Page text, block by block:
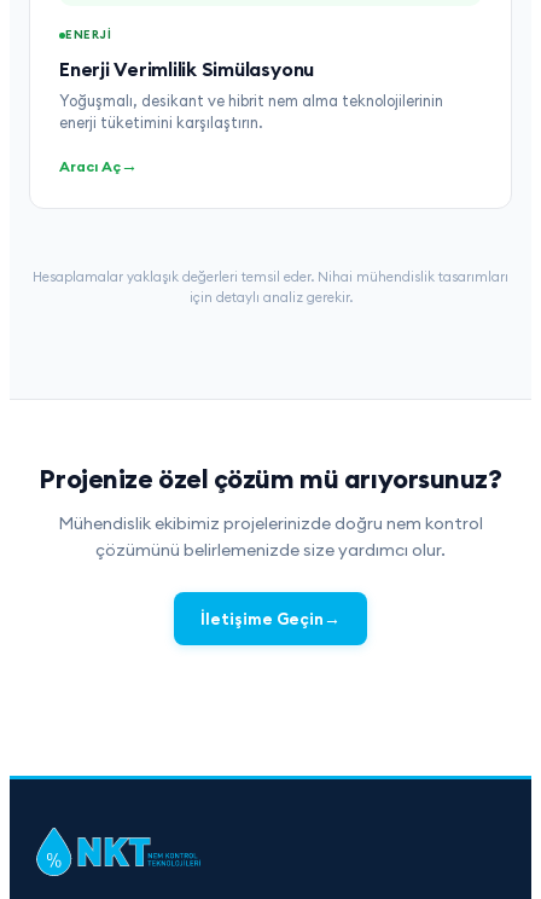
ENERJI
Enerji Verimlilik Simülasyonu
Yoğuşmalı, desikant ve hibrit nem alma teknolojilerinin
enerji tüketimini karşılaştırın.
Aracı Aç→
Hesaplamalar yaklaşık değerleri temsil eder. Nihai mühendislik tasarımları
için detaylı analiz gerekir.
Projenize özel çözüm mü arıyorsunuz?
Mühendislik ekibimiz projelerinizde doğru nem kontrol
çözümünü belirlemenizde size yardımcı olur.
İletişime Geçin→